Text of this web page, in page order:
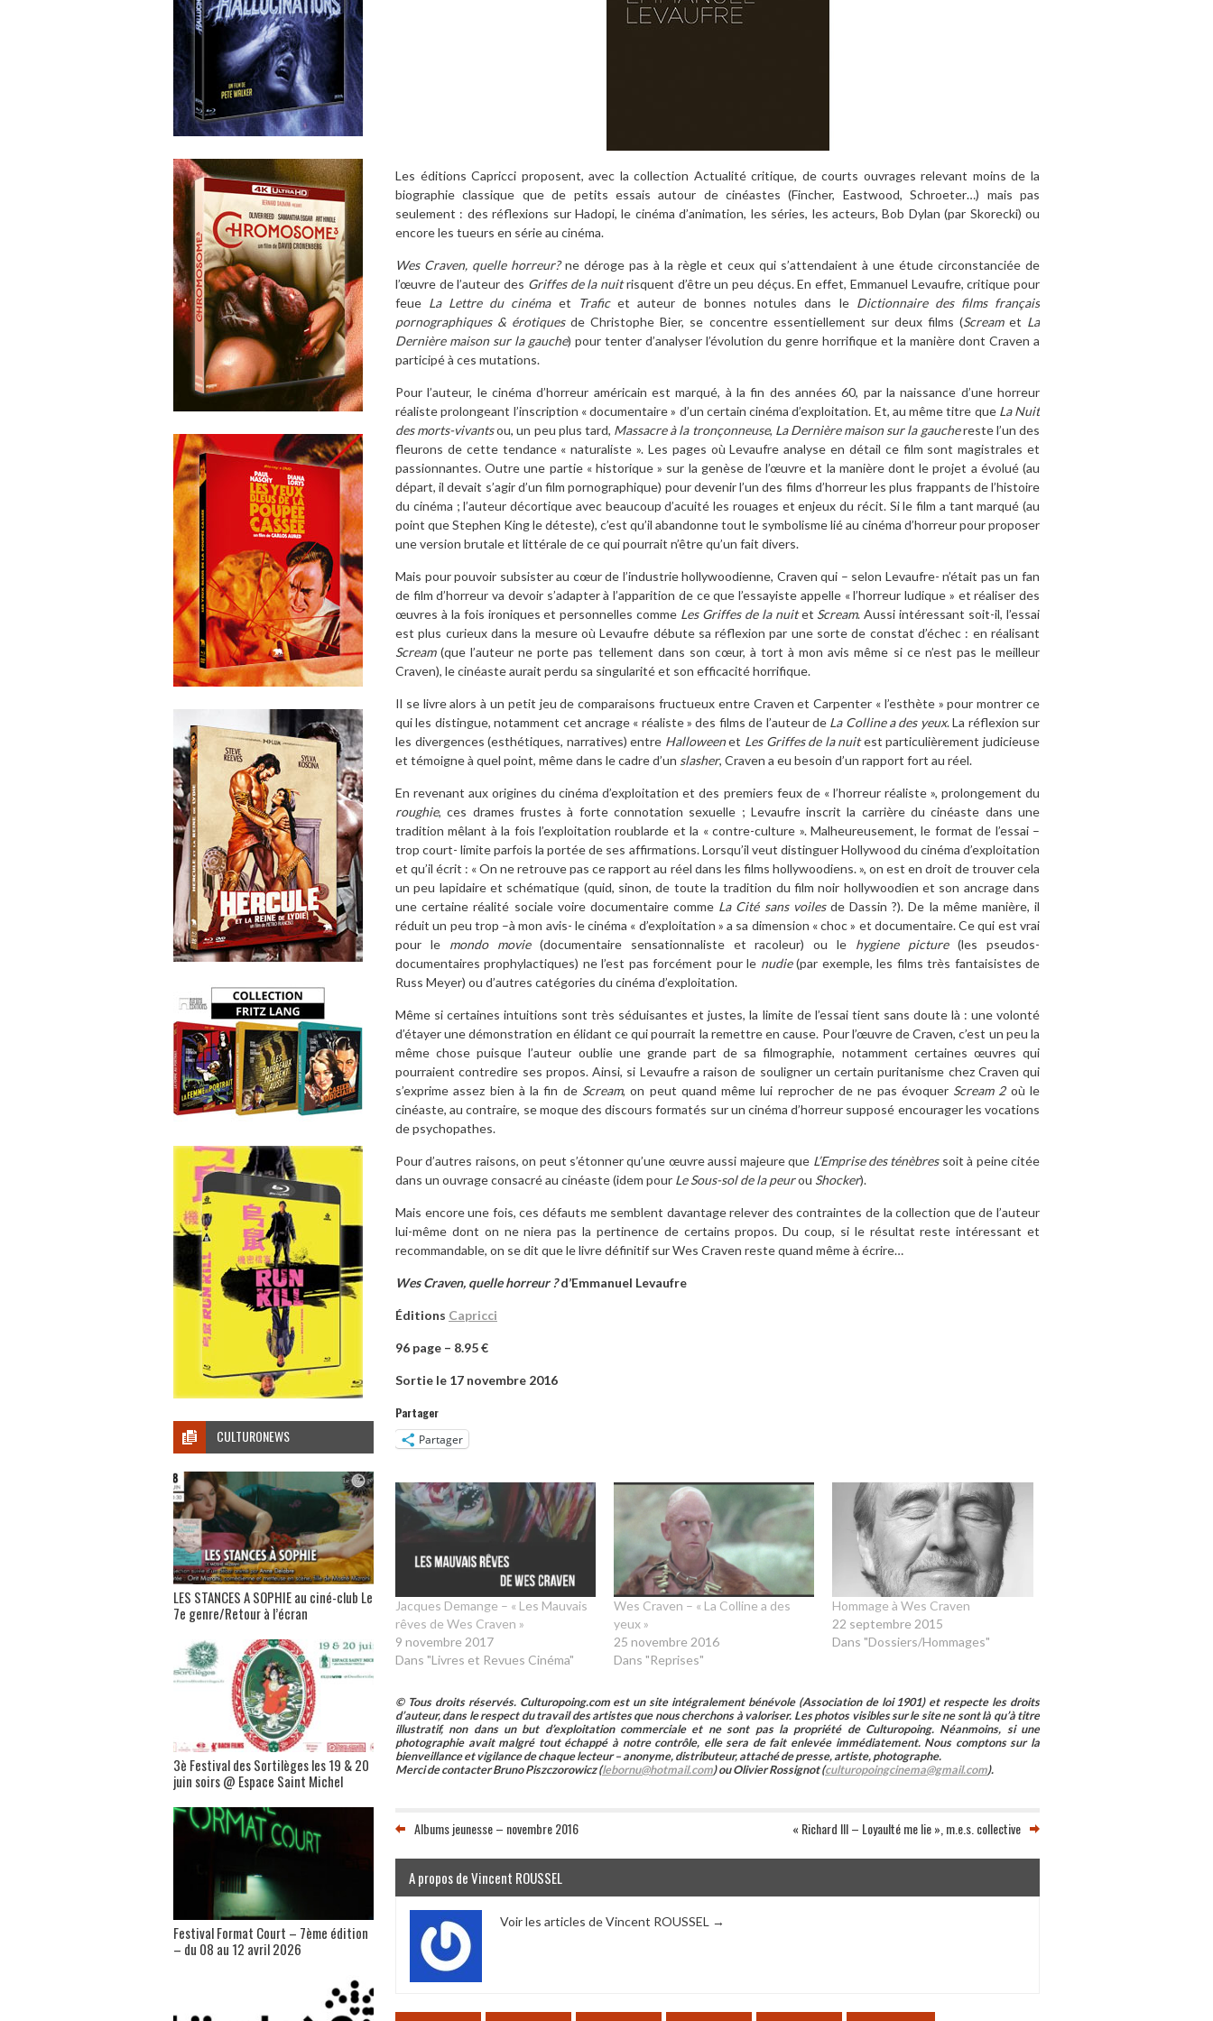
Les éditions Capricci proposent, avec la collection Actualité critique, de courts ouvrages relevant moins de la
biographie classique que de petits essais autour de cinéastes (Fincher, Eastwood, Schroeter…) mais pas
seulement : des réflexions sur Hadopi, le cinéma d’animation, les séries, les acteurs, Bob Dylan (par Skorecki) ou
encore les tueurs en série au cinéma.
Wes Craven, quelle horreur?ne déroge pas à la règle et ceux qui s’attendaient à une étude circonstanciée de
l’œuvre de l’auteur des Griffes de la nuitrisquent d’être un peu déçus. En effet, Emmanuel Levaufre, critique pour
feue La Lettre du cinémaet Traficet auteur de bonnes notules dans le Dictionnaire des films français
pornographiques & érotiquesde Christophe Bier, se concentre essentiellement sur deux films (Screamet La
Dernière maison sur la gauche) pour tenter d’analyser l’évolution du genre horrifique et la manière dont Craven a
participé à ces mutations.
Pour l’auteur, le cinéma d’horreur américain est marqué, à la fin des années 60, par la naissance d’une horreur
réaliste prolongeant l’inscription « documentaire » d’un certain cinéma d’exploitation. Et, au même titre que La Nuit
des morts-vivantsou, un peu plus tard, Massacre à la tronçonneuse, La Dernière maison sur la gauchereste l’un des
fleurons de cette tendance « naturaliste ». Les pages où Levaufre analyse en détail ce film sont magistrales et
passionnantes. Outre une partie « historique » sur la genèse de l’œuvre et la manière dont le projet a évolué (au
départ, il devait s’agir d’un film pornographique) pour devenir l’un des films d’horreur les plus frappants de l’histoire
du cinéma ; l’auteur décortique avec beaucoup d’acuité les rouages et enjeux du récit. Si le film a tant marqué (au
point que Stephen King le déteste), c’est qu’il abandonne tout le symbolisme lié au cinéma d’horreur pour proposer
une version brutale et littérale de ce qui pourrait n’être qu’un fait divers.
Mais pour pouvoir subsister au cœur de l’industrie hollywoodienne, Craven qui – selon Levaufre- n’était pas un fan
de film d’horreur va devoir s’adapter à l’apparition de ce que l’essayiste appelle « l’horreur ludique » et réaliser des
œuvres à la fois ironiques et personnelles comme Les Griffes de la nuitet Scream. Aussi intéressant soit-il, l’essai
est plus curieux dans la mesure où Levaufre débute sa réflexion par une sorte de constat d’échec : en réalisant
Scream(que l’auteur ne porte pas tellement dans son cœur, à tort à mon avis même si ce n’est pas le meilleur
Craven), le cinéaste aurait perdu sa singularité et son efficacité horrifique.
Il se livre alors à un petit jeu de comparaisons fructueux entre Craven et Carpenter « l’esthète » pour montrer ce
qui les distingue, notamment cet ancrage « réaliste » des films de l’auteur de La Colline a des yeux. La réflexion sur
les divergences (esthétiques, narratives) entre Halloweenet Les Griffes de la nuitest particulièrement judicieuse
et témoigne à quel point, même dans le cadre d’un slasher, Craven a eu besoin d’un rapport fort au réel.
En revenant aux origines du cinéma d’exploitation et des premiers feux de « l’horreur réaliste », prolongement du
roughie, ces drames frustes à forte connotation sexuelle ; Levaufre inscrit la carrière du cinéaste dans une
tradition mêlant à la fois l’exploitation roublarde et la « contre-culture ». Malheureusement, le format de l’essai –
trop court- limite parfois la portée de ses affirmations. Lorsqu’il veut distinguer Hollywood du cinéma d’exploitation
et qu’il écrit : « On ne retrouve pas ce rapport au réel dans les films hollywoodiens. », on est en droit de trouver cela
un peu lapidaire et schématique (quid, sinon, de toute la tradition du film noir hollywoodien et son ancrage dans
une certaine réalité sociale voire documentaire comme La Cité sans voilesde Dassin ?). De la même manière, il
réduit un peu trop –à mon avis- le cinéma « d’exploitation » a sa dimension « choc » et documentaire. Ce qui est vrai
pour le mondo movie(documentaire sensationnaliste et racoleur) ou le hygiene picture(les pseudos-
documentaires prophylactiques) ne l’est pas forcément pour le nudie(par exemple, les films très fantaisistes de
Russ Meyer) ou d’autres catégories du cinéma d’exploitation.
Même si certaines intuitions sont très séduisantes et justes, la limite de l’essai tient sans doute là : une volonté
d’étayer une démonstration en élidant ce qui pourrait la remettre en cause. Pour l’œuvre de Craven, c’est un peu la
même chose puisque l’auteur oublie une grande part de sa filmographie, notamment certaines œuvres qui
pourraient contredire ses propos. Ainsi, si Levaufre a raison de souligner un certain puritanisme chez Craven qui
s’exprime assez bien à la fin de Scream, on peut quand même lui reprocher de ne pas évoquer Scream 2où le
cinéaste, au contraire, se moque des discours formatés sur un cinéma d’horreur supposé encourager les vocations
de psychopathes.
Pour d’autres raisons, on peut s’étonner qu’une œuvre aussi majeure que L’Emprise des ténèbressoit à peine citée
dans un ouvrage consacré au cinéaste (idem pour Le Sous-sol de la peurou Shocker).
Mais encore une fois, ces défauts me semblent davantage relever des contraintes de la collection que de l’auteur
lui-même dont on ne niera pas la pertinence de certains propos. Du coup, si le résultat reste intéressant et
recommandable, on se dit que le livre définitif sur Wes Craven reste quand même à écrire…
Wes Craven, quelle horreur ?d’Emmanuel Levaufre
Éditions Capricci
96 page – 8.95 €
Sortie le 17 novembre 2016
Partager
Partager
Jacques Demange – « Les Mauvais
rêves de Wes Craven »
9 novembre 2017
Dans "Livres et Revues Cinéma"
Wes Craven – « La Colline a des
yeux »
25 novembre 2016
Dans "Reprises"
Hommage à Wes Craven
22 septembre 2015
Dans "Dossiers/Hommages"
© Tous droits réservés. Culturopoing.com est un site intégralement bénévole (Association de loi 1901) et respecte les droits
d’auteur, dans le respect du travail des artistes que nous cherchons à valoriser. Les photos visibles sur le site ne sont là qu’à titre
illustratif, non dans un but d’exploitation commerciale et ne sont pas la propriété de Culturopoing. Néanmoins, si une
photographie avait malgré tout échappé à notre contrôle, elle sera de fait enlevée immédiatement. Nous comptons sur la
bienveillance et vigilance de chaque lecteur – anonyme, distributeur, attaché de presse, artiste, photographe.
Merci de contacter Bruno Piszczorowicz (lebornu@hotmail.com) ou Olivier Rossignot (culturopoingcinema@gmail.com).
Albums jeunesse – novembre 2016 « Richard III – Loyaulté me lie », m.e.s. collective
A propos de Vincent ROUSSEL
Voir les articles de Vincent ROUSSEL →
CULTURONEWS
LES STANCES A SOPHIE au ciné-club Le
7e genre/Retour à l’écran
3è Festival des Sortilèges les 19 & 20
juin soirs @ Espace Saint Michel
Festival Format Court – 7ème édition
– du 08 au 12 avril 2026